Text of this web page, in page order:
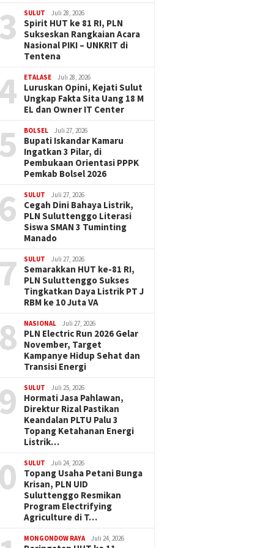
SULUT Juli 28, 2026
Spirit HUT ke 81 RI, PLN
Sukseskan Rangkaian Acara
Nasional PIKI – UNKRIT di
Tentena
ETALASE Juli 28, 2026
Luruskan Opini, Kejati Sulut
Ungkap Fakta Sita Uang 18 M
EL dan Owner IT Center
BOLSEL Juli 27, 2026
Bupati Iskandar Kamaru
Ingatkan 3 Pilar, di
Pembukaan Orientasi PPPK
Pemkab Bolsel 2026
SULUT Juli 27, 2026
Cegah Dini Bahaya Listrik,
PLN Suluttenggo Literasi
Siswa SMAN 3 Tuminting
Manado
SULUT Juli 27, 2026
Semarakkan HUT ke-81 RI,
PLN Suluttenggo Sukses
Tingkatkan Daya Listrik PT J
RBM ke 10 Juta VA
NASIONAL Juli 27, 2026
PLN Electric Run 2026 Gelar
November, Target
Kampanye Hidup Sehat dan
Transisi Energi
SULUT Juli 25, 2026
Hormati Jasa Pahlawan,
Direktur Rizal Pastikan
Keandalan PLTU Palu 3
Topang Ketahanan Energi
Listrik…
SULUT Juli 24, 2026
Topang Usaha Petani Bunga
Krisan, PLN UID
Suluttenggo Resmikan
Program Electrifying
Agriculture di T…
MONGONDOW RAYA Juli 24, 2026